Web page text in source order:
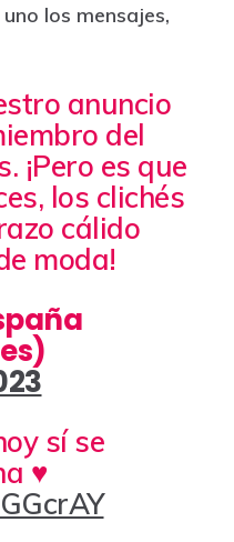
los mensajes,
anuncio
del
¡Pero es que
los clichés
cálido
moda!
sí se
♥️